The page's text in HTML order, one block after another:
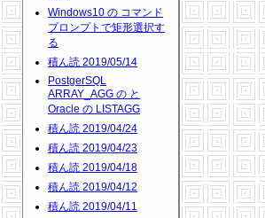
Windows10 の コマンド
プロンプトで矩形選択す
る
積ん読 2019/05/14
PostgerSQL
ARRAY_AGG の と
Oracle の LISTAGG
積ん読 2019/04/24
積ん読 2019/04/23
積ん読 2019/04/18
積ん読 2019/04/12
積ん読 2019/04/11